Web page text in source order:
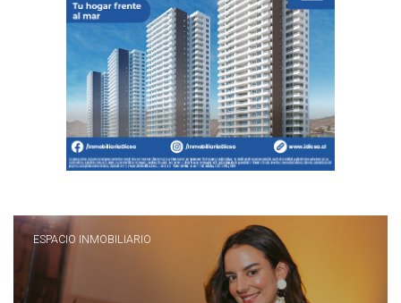
ESPACIO INMOBILIARIO